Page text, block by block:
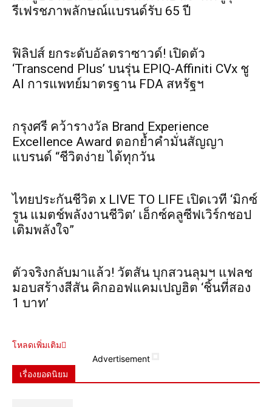
รีเฟรชภาพลักษณ์แบรนด์รับ 65 ปี
ฟิลิปส์ ยกระดับอัลตราซาวด์! เปิดตัว
‘Transcend Plus’ บนรุ่น EPIQ-Affiniti CVx ชู
AI การแพทย์มาตรฐาน FDA สหรัฐฯ
กรุงศรี คว้ารางวัล Brand Experience
Excellence Award ตอกย้ำคำมั่นสัญญา
แบรนด์ “ชีวิตง่าย ได้ทุกวัน
ไทยประกันชีวิต x LIVE TO LIFE เปิดเวที ‘มิกซ์
รูน แมตช์พลังงานชีวิต’ เอ็กซ์คลูซีฟเวิร์กชอป
เติมพลังใจ”
ตัวจริงกลับมาแล้ว! วัตสัน บุกสวนลุมฯ แฟลช
มอบสร้างสีสัน คิกออฟแคมเปญฮิต ‘ชิ้นที่สอง
1 บาท’
โหลดเพิ่มเติม
Advertisement
เรื่องยอดนิยม